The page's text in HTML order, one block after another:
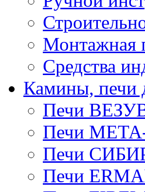
Монтажная
Средства
Камины, печи
Печи
Печи
Печи
Печи